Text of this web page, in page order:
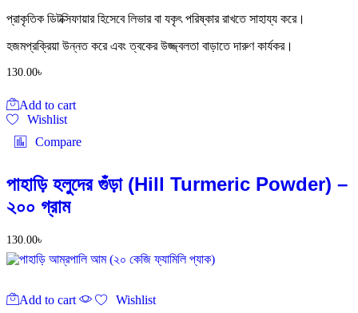
প্রাকৃতিক ডিটক্সিফায়ার হিসেবে লিভার বা যকৃৎ পরিষ্কার রাখতে সাহায্য করে।
হজমপ্রক্রিয়া উন্নত করে এবং ত্বকের উজ্জ্বলতা বাড়াতে দারুণ কার্যকর।
130.00৳
Add to cart
Wishlist
Compare
পাহাড়ি হলুদের গুঁড়া (Hill Turmeric Powder) –
২০০ গ্রাম
130.00৳
Add to cart
Wishlist